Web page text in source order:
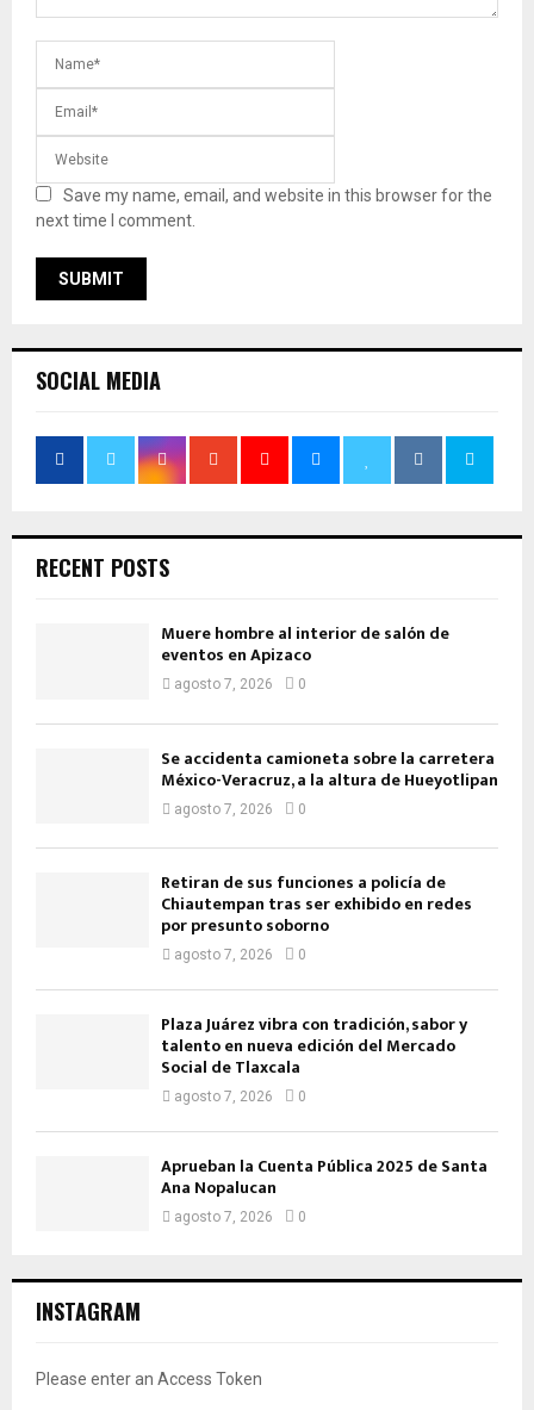
Save my name, email, and website in this browser for the
next time I comment.
SOCIAL MEDIA
RECENT POSTS
Muere hombre al interior de salón de
eventos en Apizaco
agosto 7, 2026 0
Se accidenta camioneta sobre la carretera
México-Veracruz, a la altura de Hueyotlipan
agosto 7, 2026 0
Retiran de sus funciones a policía de
Chiautempan tras ser exhibido en redes
por presunto soborno
agosto 7, 2026 0
Plaza Juárez vibra con tradición, sabor y
talento en nueva edición del Mercado
Social de Tlaxcala
agosto 7, 2026 0
Aprueban la Cuenta Pública 2025 de Santa
Ana Nopalucan
agosto 7, 2026 0
INSTAGRAM
Please enter an Access Token